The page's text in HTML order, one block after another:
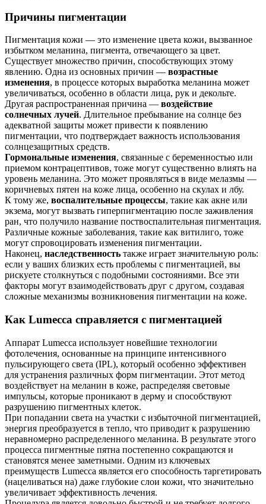
Причины пигментации
Пигментация кожи — это изменение цвета кожи, вызванное
избытком меланина, пигмента, отвечающего за цвет.
Существует множество причин, способствующих этому
явлению. Одна из основных причин — возрастные
изменения, в процессе которых выработка меланина может
увеличиваться, особенно в области лица, рук и декольте.
Другая распространенная причина — воздействие
солнечных лучей. Длительное пребывание на солнце без
адекватной защиты может привести к появлению
пигментации, что подтверждает важность использования
солнцезащитных средств.
Гормональные изменения, связанные с беременностью или
приемом контрацептивов, тоже могут существенно влиять на
уровень меланина. Это может проявляться в виде мелазмы —
коричневых пятен на коже лица, особенно на скулах и лбу.
К тому же, воспалительные процессы, такие как акне или
экзема, могут вызвать гиперпигментацию после заживления
ран, что получило название поствоспалительная пигментация.
Различные кожные заболевания, такие как витилиго, тоже
могут спровоцировать изменения пигментации.
Наконец, наследственность также играет значительную роль:
если у ваших близких есть проблемы с пигментацией, вы
рискуете столкнуться с подобными состояниями. Все эти
факторы могут взаимодействовать друг с другом, создавая
сложные механизмы возникновения пигментации на коже.
Как Lumecca справляется с пигментацией
Аппарат Lumecca использует новейшие технологии
фотолечения, основанные на принципе интенсивного
пульсирующего света (IPL), который особенно эффективен
для устранения различных форм пигментации. Этот метод
воздействует на меланин в коже, распределяя световые
импульсы, которые проникают в дерму и способствуют
разрушению пигментных клеток.
При попадании света на участки с избыточной пигментацией,
энергия преобразуется в тепло, что приводит к разрушению
неравномерно распределенного меланина. В результате этого
процесса пигментные пятна постепенно сокращаются и
становятся менее заметными. Одним из ключевых
преимуществ Lumecca является его способность таргетировать
(нацеливаться на) даже глубокие слои кожи, что значительно
увеличивает эффективность лечения.